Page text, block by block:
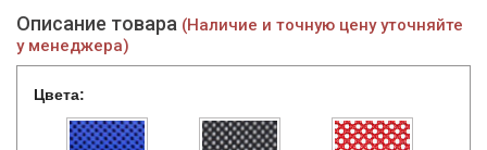
Описание товара (Наличие и точную цену уточняйте
у менеджера)
Цвета: